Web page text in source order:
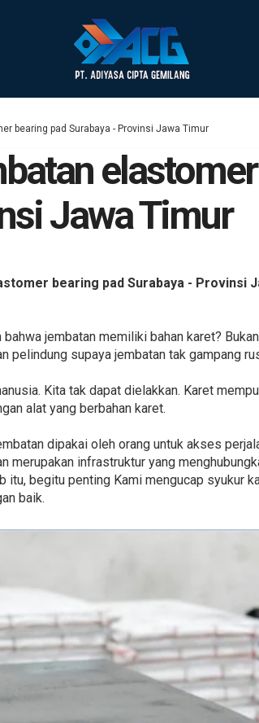
bearing pad Surabaya - Provinsi Jawa Timur
Jawa Timur
bearing pad Surabaya - Provinsi
jembatan memiliki bahan karet?
pelindung supaya jembatan tak gampang
Kita tak dapat dielakkan. Karet
alat yang berbahan karet.
dipakai oleh orang untuk akses
merupakan infrastruktur yang
itu, begitu penting Kami mengucap syukur
baik.